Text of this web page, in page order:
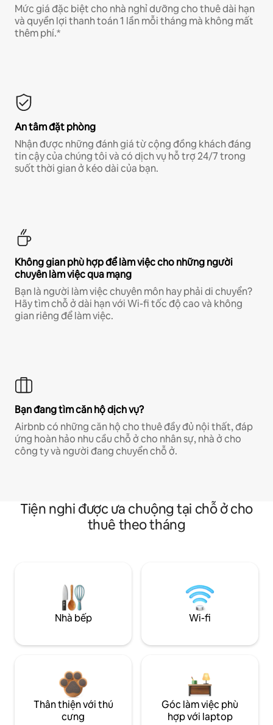
Mức giá đặc biệt cho nhà nghỉ dưỡng cho thuê dài hạn
và quyền lợi thanh toán 1 lần mỗi tháng mà không mất
thêm phí.*
An tâm đặt phòng
Nhận được những đánh giá từ cộng đồng khách đáng
tin cậy của chúng tôi và có dịch vụ hỗ trợ 24/7 trong
suốt thời gian ở kéo dài của bạn.
Không gian phù hợp để làm việc cho những người
chuyên làm việc qua mạng
Bạn là người làm việc chuyên môn hay phải di chuyển?
Hãy tìm chỗ ở dài hạn với Wi-fi tốc độ cao và không
gian riêng để làm việc.
Bạn đang tìm căn hộ dịch vụ?
Airbnb có những căn hộ cho thuê đầy đủ nội thất, đáp
ứng hoàn hảo nhu cầu chỗ ở cho nhân sự, nhà ở cho
công ty và người đang chuyển chỗ ở.
Tiện nghi được ưa chuộng tại chỗ ở cho
thuê theo tháng
Nhà bếp Wi-fi
Thân thiện với thú
cưng
Góc làm việc phù
hợp với laptop